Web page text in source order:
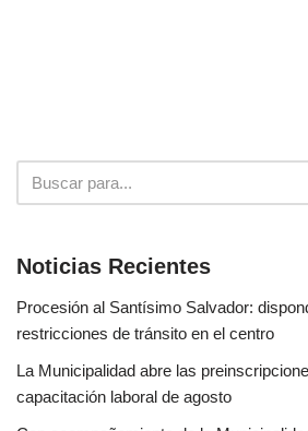
Noticias Recientes
Procesión al Santísimo Salvador:
restricciones de tránsito en el centro
La Municipalidad abre las
capacitación laboral de agosto